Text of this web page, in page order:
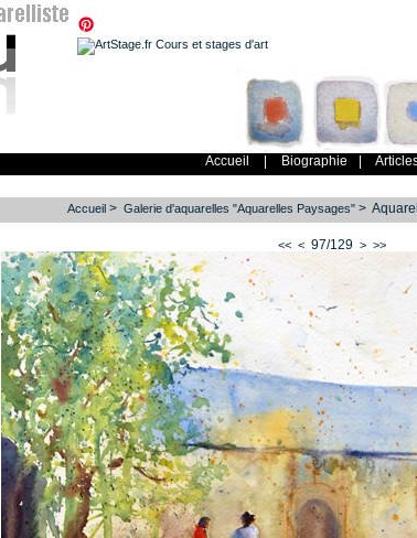
Accueil Biographie
Accueil > Galerie d'aquarelles "Aquarelles Paysages" >
<< < 97/129 > >>